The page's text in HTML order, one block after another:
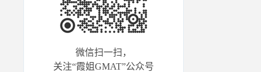
微信扫一扫，
关注“霞姐GMAT”公众号